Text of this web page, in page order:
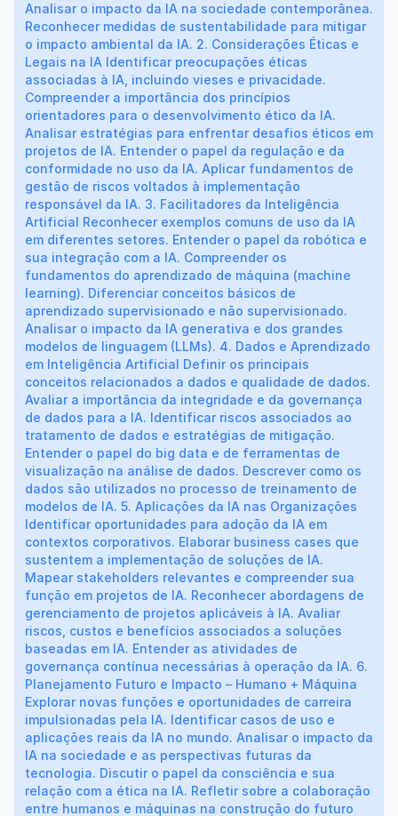
Analisar o impacto da IA na sociedade contemporânea.
Reconhecer medidas de sustentabilidade para mitigar
o impacto ambiental da IA. 2. Considerações Éticas e
Legais na IA Identificar preocupações éticas
associadas à IA, incluindo vieses e privacidade.
Compreender a importância dos princípios
orientadores para o desenvolvimento ético da IA.
Analisar estratégias para enfrentar desafios éticos em
projetos de IA. Entender o papel da regulação e da
conformidade no uso da IA. Aplicar fundamentos de
gestão de riscos voltados à implementação
responsável da IA. 3. Facilitadores da Inteligência
Artificial Reconhecer exemplos comuns de uso da IA
em diferentes setores. Entender o papel da robótica e
sua integração com a IA. Compreender os
fundamentos do aprendizado de máquina (machine
learning). Diferenciar conceitos básicos de
aprendizado supervisionado e não supervisionado.
Analisar o impacto da IA generativa e dos grandes
modelos de linguagem (LLMs). 4. Dados e Aprendizado
em Inteligência Artificial Definir os principais
conceitos relacionados a dados e qualidade de dados.
Avaliar a importância da integridade e da governança
de dados para a IA. Identificar riscos associados ao
tratamento de dados e estratégias de mitigação.
Entender o papel do big data e de ferramentas de
visualização na análise de dados. Descrever como os
dados são utilizados no processo de treinamento de
modelos de IA. 5. Aplicações da IA nas Organizações
Identificar oportunidades para adoção da IA em
contextos corporativos. Elaborar business cases que
sustentem a implementação de soluções de IA.
Mapear stakeholders relevantes e compreender sua
função em projetos de IA. Reconhecer abordagens de
gerenciamento de projetos aplicáveis à IA. Avaliar
riscos, custos e benefícios associados a soluções
baseadas em IA. Entender as atividades de
governança contínua necessárias à operação da IA. 6.
Planejamento Futuro e Impacto – Humano + Máquina
Explorar novas funções e oportunidades de carreira
impulsionadas pela IA. Identificar casos de uso e
aplicações reais da IA no mundo. Analisar o impacto da
IA na sociedade e as perspectivas futuras da
tecnologia. Discutir o papel da consciência e sua
relação com a ética na IA. Refletir sobre a colaboração
entre humanos e máquinas na construção do futuro